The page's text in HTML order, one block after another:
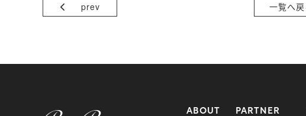
prev 一覧へ戻
ABOUT PARTNER